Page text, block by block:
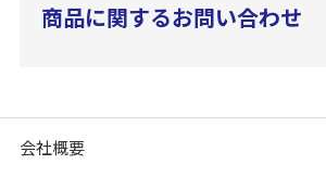
商品に関するお問い合わせ
会社概要